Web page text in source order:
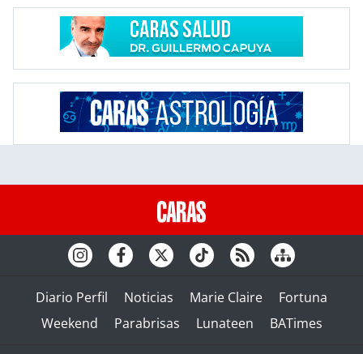
Diario Perfil Noticias Marie Claire
Fortuna
Weekend
Parabrisas Lunateen BATimes